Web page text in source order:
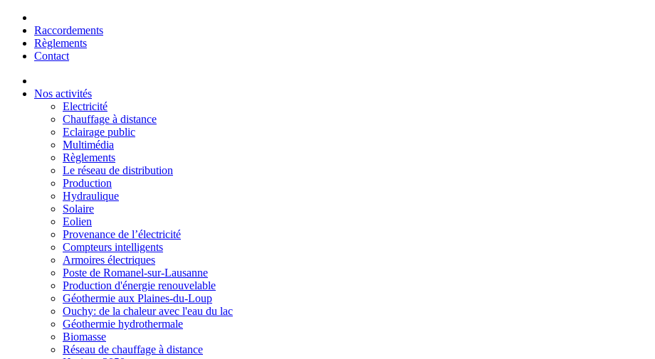
Raccordements
Règlements
Contact
Nos activités
Electricité
Chauffage à distance
Eclairage public
Multimédia
Règlements
Le réseau de distribution
Production
Hydraulique
Solaire
Eolien
Provenance de l’électricité
Compteurs intelligents
Armoires électriques
Poste de Romanel-sur-Lausanne
Production d'énergie renouvelable
Géothermie aux Plaines-du-Loup
Ouchy: de la chaleur avec l'eau du lac
Géothermie hydrothermale
Biomasse
Réseau de chauffage à distance